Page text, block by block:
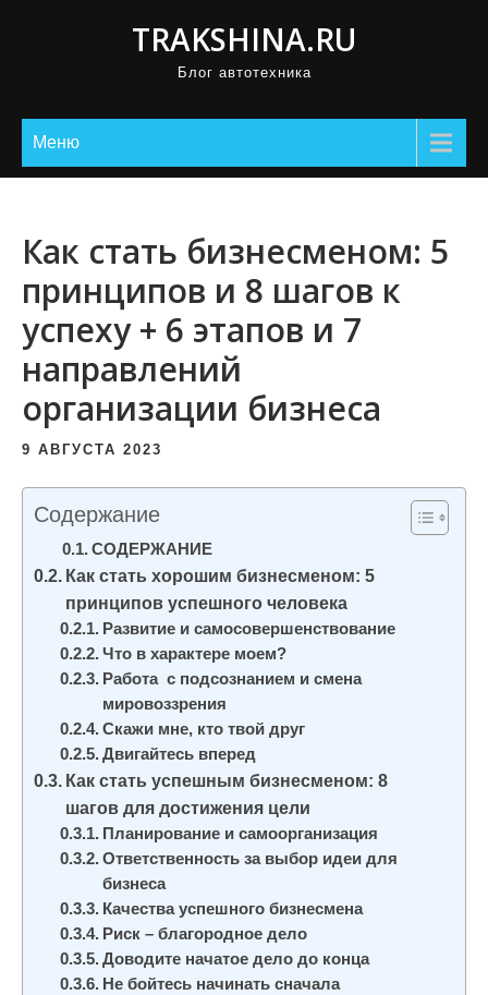
TRAKSHINA.RU
Блог автотехника
Меню
Как стать бизнесменом: 5
принципов и 8 шагов к
успеху + 6 этапов и 7
направлений
организации бизнеса
9 АВГУСТА 2023
Содержание
СОДЕРЖАНИЕ
Как стать хорошим бизнесменом: 5
принципов успешного человека
Развитие и самосовершенствование
Что в характере моем?
Работа с подсознанием и смена
мировоззрения
Скажи мне, кто твой друг
Двигайтесь вперед
Как стать успешным бизнесменом: 8
шагов для достижения цели
Планирование и самоорганизация
Ответственность за выбор идеи для
бизнеса
Качества успешного бизнесмена
Риск – благородное дело
Доводите начатое дело до конца
Не бойтесь начинать сначала